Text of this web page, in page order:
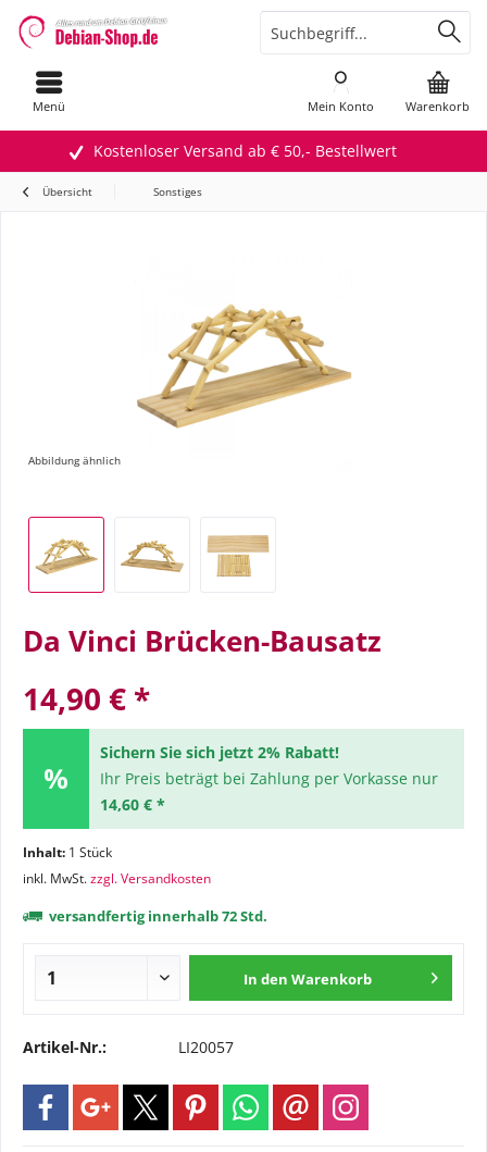
Kostenloser Versand ab € 50,- Bestellwert
Menü Warenkorb
Mein Konto
Übersicht Sonstiges
Abbildung ähnlich
Da Vinci Brücken-Bausatz
14,90 € *
Sichern Sie sich jetzt 2% Rabatt!
Ihr Preis beträgt bei Zahlung per Vorkasse nur
14,60 € *
Inhalt: 1 Stück
inkl. MwSt.zzgl. Versandkosten
versandfertig innerhalb 72 Std.
In den Warenkorb
Artikel-Nr.: LI20057